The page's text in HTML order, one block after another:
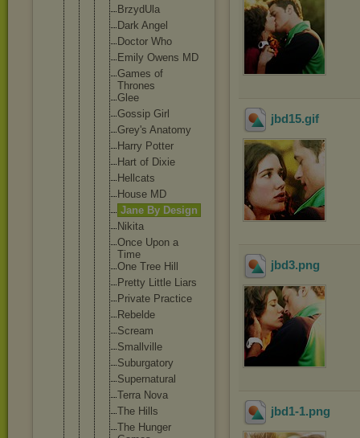
BrzydUla
Dark Angel
Doctor Who
Emily Owens MD
Games of
Thrones
Glee
Gossip Girl
Grey's Anatomy
Harry Potter
Hart of Dixie
Hellcats
House MD
Jane By Design
Nikita
Once Upon a
Time
One Tree Hill
Pretty Little Liars
Private Practice
Rebelde
Scream
Smallvil le
Suburgatory
Supernatural
Terra Nova
The Hills
The Hunger
jbd15.gif
jbd3.png
jbd1-1.png